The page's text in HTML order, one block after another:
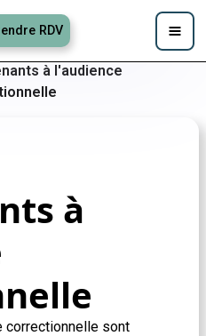
RDV
à l'audience
à
correctionnelle sont